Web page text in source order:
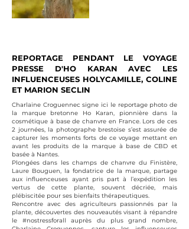
REPORTAGE PENDANT LE VOYAGE
PRESSE D'HO KARAN AVEC LES
INFLUENCEUSES HOLYCAMILLE, COLINE
ET MARION SECLIN
Charlaine Croguennec signe ici le reportage photo de
la marque bretonne Ho Karan, pionnière dans la
cosmétique à base de chanvre en France. Lors de ces
2 journées, la photographe brestoise s’est assurée de
capturer les moments forts de ce voyage mettant en
avant les produits de la marque à base de CBD et
basée à Nantes.
Plongées dans les champs de chanvre du Finistère,
Laure Bouguen, la fondatrice de la marque, partage
aux influenceuses ayant pris part à l’expédition les
vertus de cette plante, souvent décriée, mais
plébiscitée pour ses bienfaits thérapeutiques.
Rencontre avec des agriculteurs passionnés par la
plante, découvertes des nouveautés visant à répandre
le #nostressforall auprès du plus grand nombre,